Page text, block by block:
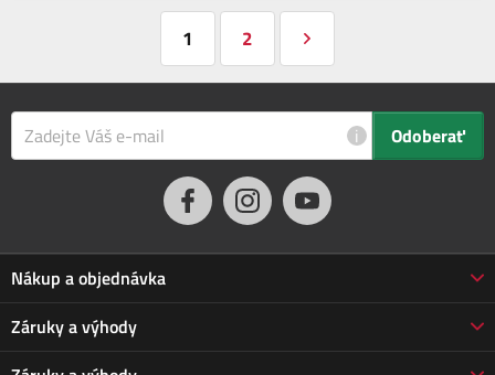
1 2
i Odoberať
Nákup a objednávka
Obchodné podmienky
Doprava a platba
Záruky a výhody
Reklamácia